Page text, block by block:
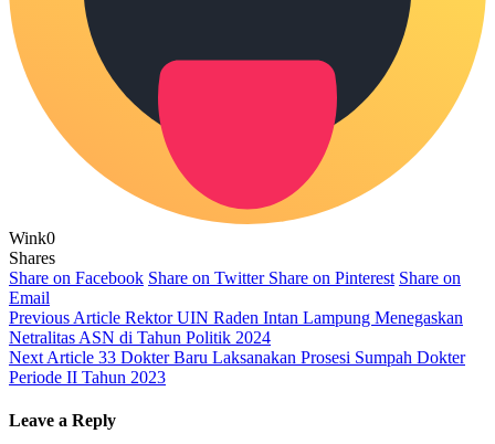
Wink0
Shares
Share on Facebook Share on Twitter Share on Pinterest Share on
Email
Previous Article Rektor UIN Raden Intan Lampung Menegaskan
Netralitas ASN di Tahun Politik 2024
Next Article 33 Dokter Baru Laksanakan Prosesi Sumpah Dokter
Periode II Tahun 2023
Leave a Reply